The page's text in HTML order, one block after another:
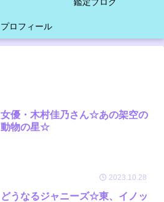
プロフィール
女優・木村佳乃さん☆あの架空の
動物の星☆
2023.10.28
どうなるジャニーズ☆東、イノッ